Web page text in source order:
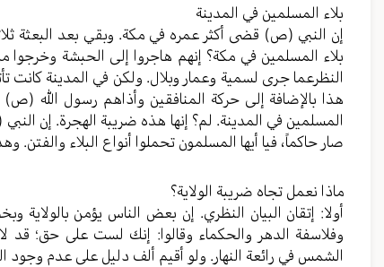
بلاء المسلمين في المدينة
إن النبي (ص) قضى أكثر عمره في مكة. وبقي بعد البعثة
بلاء المسلمين في مكة؟ إنهم هاجروا إلى الحبشة
النظرعما جرى لسمية وعمار وبلال. ولكن في المدينة كانت
هذا بالإضافة إلى حركة المنافقين وأذاهم رسول الله
المسلمين في المدينة. لم؟ إنها هذه ضريبة الهجرة. إن
صار حاكماً، فيا أيها المسلمون تحملوا أنواع البلاء
ماذا نعمل تجاه ضريبة الولاية؟
أولا: إتقان البيان النظري. إن بعض الناس يؤمن
وفلاسفة الدهر والحكماء وقالوا: إنك لست على حق؛ قد
الشمس في رائعة النهار. ولو أقيم ألف دليل على عدم وجود